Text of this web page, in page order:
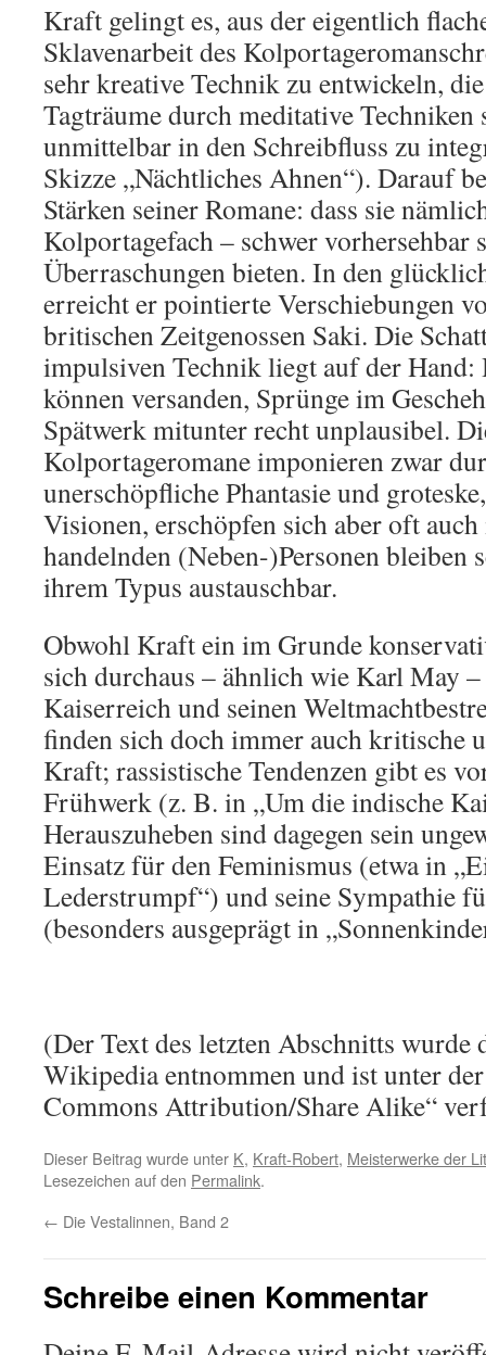
Kraft gelingt es, aus der eigentlich
Sklavenarbeit des
sehr kreative Technik zu entwickeln,
Tagträume durch meditative Techniken
unmittelbar in den Schreibfluss zu
Skizze „Nächtliches Ahnen“). Darauf
Stärken seiner Romane: dass sie
Kolportagefach – schwer vorhersehbar
Überraschungen bieten. In den
erreicht er pointierte Verschiebungen
britischen Zeitgenossen Saki. Die
impulsiven Technik liegt auf der Hand:
können versanden, Sprünge im
Spätwerk mitunter recht unplausibel.
Kolportageromane imponieren zwar
unerschöpfliche Phantasie und
Visionen, erschöpfen sich aber oft
handelnden (Neben-)Personen bleiben
ihrem Typus austauschbar.
Obwohl Kraft ein im Grunde
sich durchaus – ähnlich wie Karl May
Kaiserreich und seinen
finden sich doch immer auch kritische
Kraft; rassistische Tendenzen gibt es
Frühwerk (z. B. in „Um die indische
Herauszuheben sind dagegen sein
Einsatz für den Feminismus (etwa in
Lederstrumpf“) und seine Sympathie
(besonders ausgeprägt in
(Der Text des letzten Abschnitts wurde
Wikipedia entnommen und ist unter
Commons Attribution/Share Alike“
Dieser Beitrag wurde unter K, Kraft-Robert, Meisterwerke der
Lesezeichen auf den Permalink.
← Die Vestalinnen, Band 2
Schreibe einen Kommentar